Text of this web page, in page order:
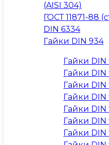
(AISI 304)
ГОСТ 11871-88
DIN 6334
Гайки DIN 934
Гайки DIN
Гайки
Гайки
Гайки DIN
Гайки DIN
Гайки
Гайки DIN